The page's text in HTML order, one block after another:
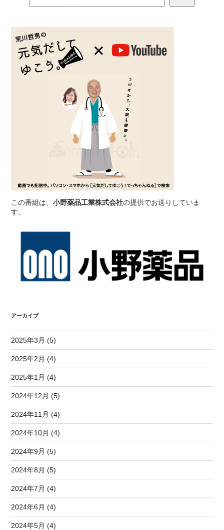
この番組は、小野薬品工業株式会社の提供でお送りしていま
す。
アーカイブ
2025年3月 (5)
2025年2月 (4)
2025年1月 (4)
2024年12月 (5)
2024年11月 (4)
2024年10月 (4)
2024年9月 (5)
2024年8月 (5)
2024年7月 (4)
2024年6月 (4)
2024年5月 (4)